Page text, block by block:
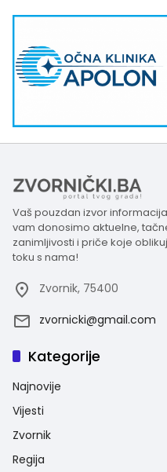
Vaš pouzdan izvor
vam donosimo aktuelne,
zanimljivosti i priče koje
toku s nama!
Zvornik, 75400
zvornicki@gmail.com
Kategorije
Najnovije
Vijesti
Zvornik
Regija